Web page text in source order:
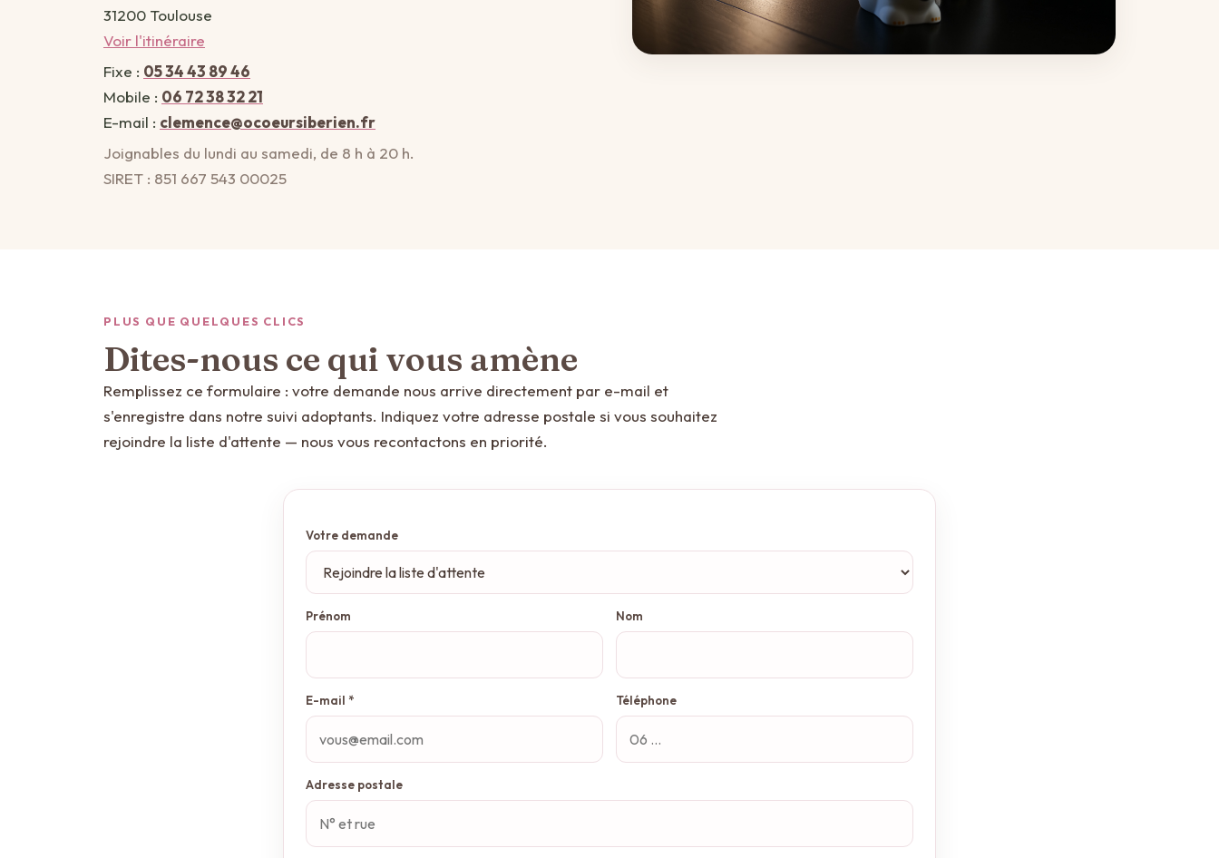
31200 Toulouse
Voir l'itinéraire
Fixe : 05 34 43 89 46
Mobile : 06 72 38 32 21
E-mail : clemence@ocoeursiberien.fr
Joignables du lundi au samedi, de 8 h à 20 h.
SIRET : 851 667 543 00025
PLUS QUE QUELQUES CLICS
Dites-nous ce qui vous amène
Remplissez ce formulaire : votre demande nous arrive directement par e-mail et
s'enregistre dans notre suivi adoptants. Indiquez votre adresse postale si vous souhaitez
rejoindre la liste d'attente — nous vous recontactons en priorité.
Votre demande
Prénom Nom
E-mail * Téléphone
Adresse postale